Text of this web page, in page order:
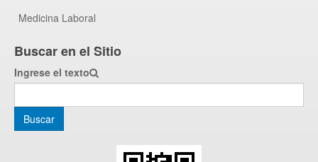
Medicina Laboral
Buscar en el Sitio
Ingrese el texto
Buscar